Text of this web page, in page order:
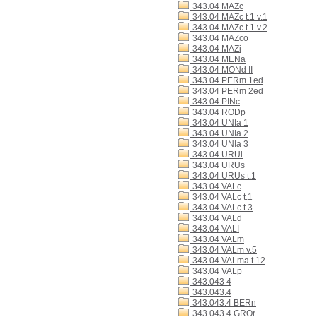
343.04 MAZc
343.04 MAZc t.1 v.1
343.04 MAZc t.1 v.2
343.04 MAZco
343.04 MAZi
343.04 MENa
343.04 MONd II
343.04 PERm 1ed
343.04 PERm 2ed
343.04 PINc
343.04 RODp
343.04 UNIa 1
343.04 UNIa 2
343.04 UNIa 3
343.04 URUl
343.04 URUs
343.04 URUs t.1
343.04 VALc
343.04 VALc t.1
343.04 VALc t.3
343.04 VALd
343.04 VALI
343.04 VALm
343.04 VALm v.5
343.04 VALma t.12
343.04 VALp
343.043 4
343.043.4
343.043.4 BERn
343.043.4 GROr